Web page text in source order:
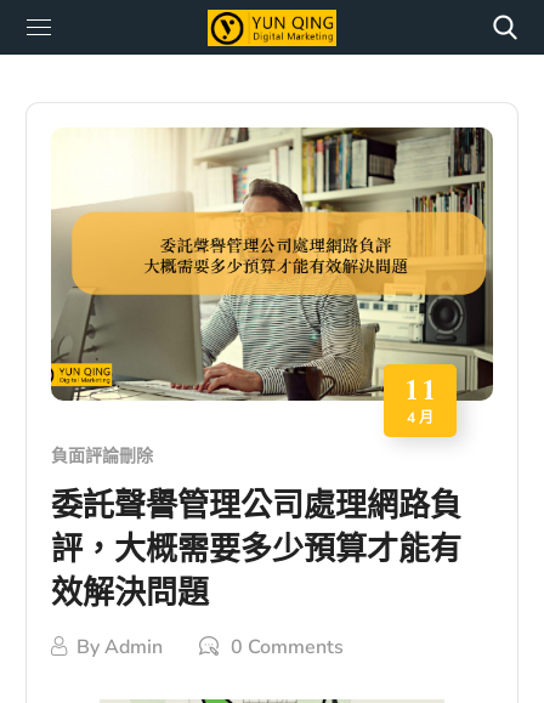
11
4 月
負面評論刪除
委託聲譽管理公司處理網路負
評，大概需要多少預算才能有
效解決問題
ByAdmin 0 Comments